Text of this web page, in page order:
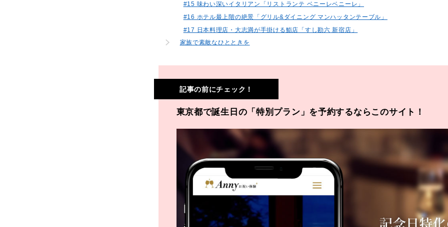
#15 味わい深いイタリアン「リストランテ ベニーレベニーレ」
#16 ホテル最上階の絶景「グリル&ダイニング マンハッタンテーブル」
#17 日本料理店・大志満が手掛ける鮨店「すし勘六 新宿店」
家族で素敵なひとときを
記事の前にチェック！
東京都で誕生日の「特別プラン」を予約するならこのサイト！